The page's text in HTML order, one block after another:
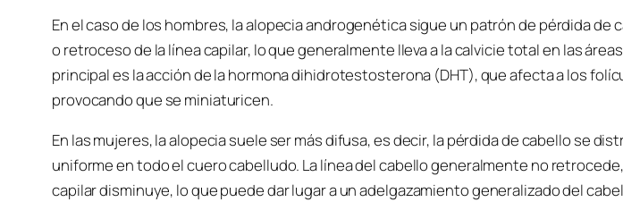
En el caso de los hombres, la alopecia androgenética sigue un patrón de pérdida de
o retroceso de la línea capilar, lo que generalmente lleva a la calvicie total en las
principal es la acción de la hormona dihidrotestosterona (DHT), que afecta a los
provocando que se miniaturicen.
En las mujeres, la alopecia suele ser más difusa, es decir, la pérdida de cabello se
uniforme en todo el cuero cabelludo. La línea del cabello generalmente no
capilar disminuye, lo que puede dar lugar a un adelgazamiento generalizado del